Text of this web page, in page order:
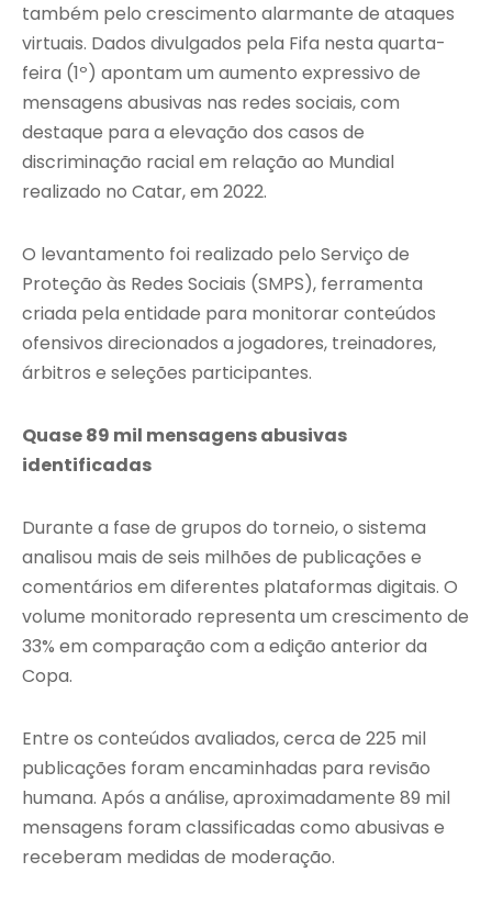
também pelo crescimento alarmante de ataques
virtuais. Dados divulgados pela Fifa nesta quarta-
feira (1º) apontam um aumento expressivo de
mensagens abusivas nas redes sociais, com
destaque para a elevação dos casos de
discriminação racial em relação ao Mundial
realizado no Catar, em 2022.
O levantamento foi realizado pelo Serviço de
Proteção às Redes Sociais (SMPS), ferramenta
criada pela entidade para monitorar conteúdos
ofensivos direcionados a jogadores, treinadores,
árbitros e seleções participantes.
Quase 89 mil mensagens abusivas
identificadas
Durante a fase de grupos do torneio, o sistema
analisou mais de seis milhões de publicações e
comentários em diferentes plataformas digitais. O
volume monitorado representa um crescimento de
33% em comparação com a edição anterior da
Copa.
Entre os conteúdos avaliados, cerca de 225 mil
publicações foram encaminhadas para revisão
humana. Após a análise, aproximadamente 89 mil
mensagens foram classificadas como abusivas e
receberam medidas de moderação.